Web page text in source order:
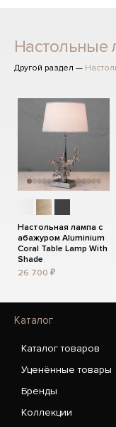
Настольные
Другой раздел —
Настольная лампа с
абажуром Aluminium
Coral Table Lamp With
Shade
26 700 ₽
Каталог
Каталог товаров
Уценённые товары
Бренды
Коллекции